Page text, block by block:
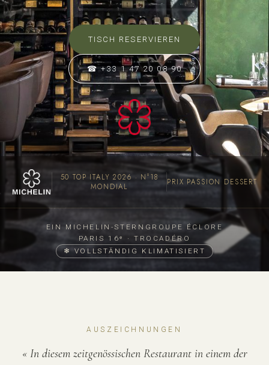
TISCH RESERVIEREN
☎ +33 1 47 20 08 90
50 TOP ITALY 2026 · N°18
MONDIAL
PRIX PASSION DESSERT
EIN MICHELIN-STERN GROUPE ÉCLORE
PARIS 16ᵉ · TROCADÉRO
❄ VOLLSTÄNDIG KLIMATISIERT
AUSZEICHNUNGEN
« In diesem zeitgenössischen Restaurant in einem der